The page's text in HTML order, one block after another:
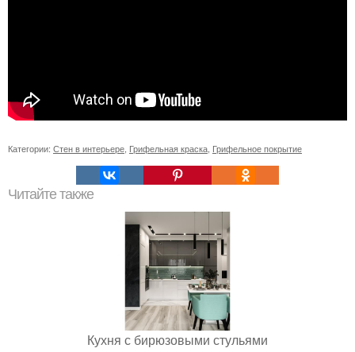
Категории: Стен в интерьере Грифельная краска Грифельное покрытие
Читайте также
Кухня с бирюзовыми стульями